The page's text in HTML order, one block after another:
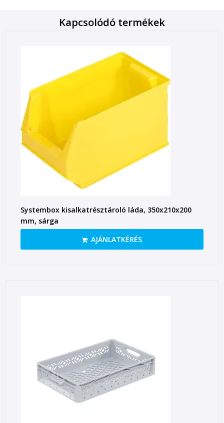
Kapcsolódó termékek
Systembox kisalkatrésztároló láda, 350x210x200
mm, sárga
AJÁNLATKÉRÉS